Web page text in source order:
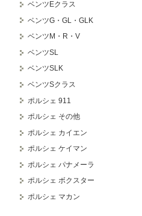
ベンツEクラス
ベンツG・GL・GLK
ベンツM・R・V
ベンツSL
ベンツSLK
ベンツSクラス
ポルシェ 911
ポルシェ その他
ポルシェ カイエン
ポルシェ ケイマン
ポルシェ パナメーラ
ポルシェ ボクスター
ポルシェ マカン